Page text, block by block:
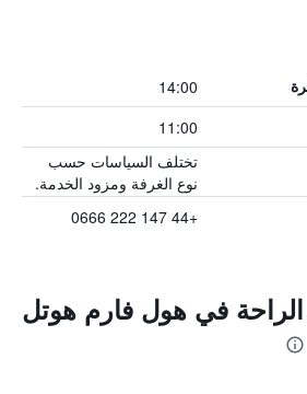
14:00
11:00
تختلف السياسات حسب
نوع الغرفة ومزود الخدمة.
+44 147 222 0666
الراحة في هول فارم هوتل